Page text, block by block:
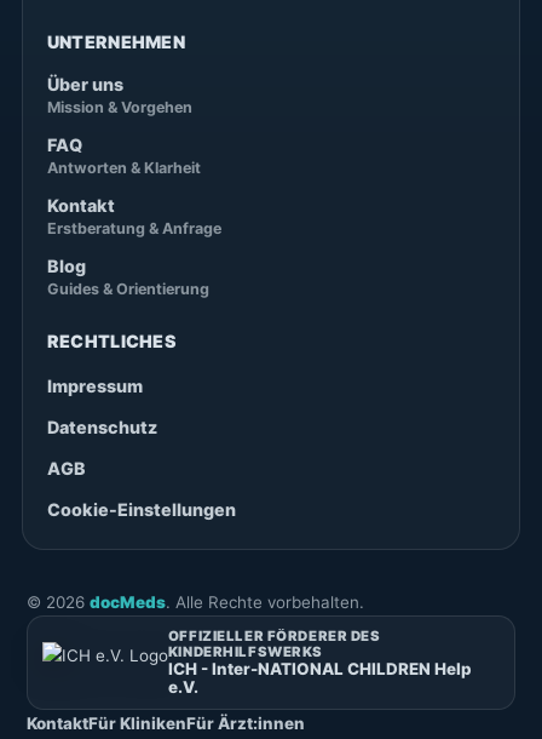
UNTERNEHMEN
Über uns
Mission & Vorgehen
FAQ
Antworten & Klarheit
Kontakt
Erstberatung & Anfrage
Blog
Guides & Orientierung
RECHTLICHES
Impressum
Datenschutz
AGB
Cookie-Einstellungen
© 2026 docMeds. Alle Rechte vorbehalten.
OFFIZIELLER FÖRDERER DES
KINDERHILFSWERKS
ICH - Inter-NATIONAL CHILDREN Help
e.V.
KontaktFür KlinikenFür Ärzt:innen